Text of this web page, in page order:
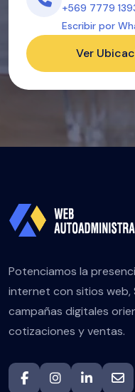
+569 7779
Escribir por
Ver
Potenciamos la
internet con sitios web,
campañas digitales
cotizaciones y ventas.